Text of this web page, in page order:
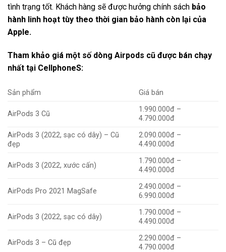
tình trạng tốt. Khách hàng sẽ được hưởng chính sách bảo
hành linh hoạt tùy theo thời gian bảo hành còn lại của
Apple.
Tham khảo giá một số dòng Airpods cũ được bán chạy
nhất tại CellphoneS:
Sản phẩm Giá bán
AirPods 3 Cũ
1.990.000đ –
4.790.000đ
AirPods 3 (2022, sạc có dây) – Cũ
đẹp
2.090.000đ –
4.490.000đ
AirPods 3 (2022, xước cấn)
1.790.000đ –
4.490.000đ
AirPods Pro 2021 MagSafe
2.490.000đ –
6.990.000đ
AirPods 3 (2022, sạc có dây)
1.790.000đ –
4.490.000đ
AirPods 3 – Cũ đẹp
2.290.000đ –
4.790.000đ